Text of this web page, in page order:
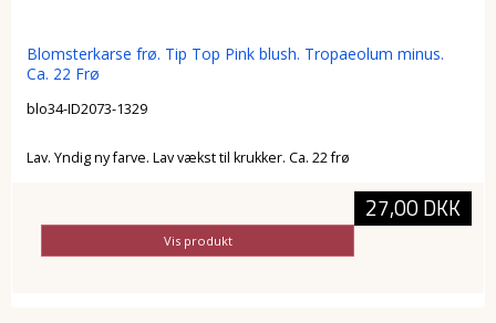
Blomsterkarse frø. Tip Top Pink blush. Tropaeolum minus.
Ca. 22 Frø
blo34-ID2073-1329
Lav. Yndig ny farve. Lav vækst til krukker. Ca. 22 frø
27,00 DKK
Vis produkt